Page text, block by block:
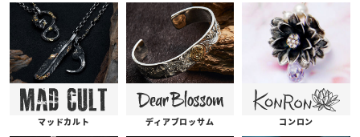
マッドカルト ディアブロッサム コンロン